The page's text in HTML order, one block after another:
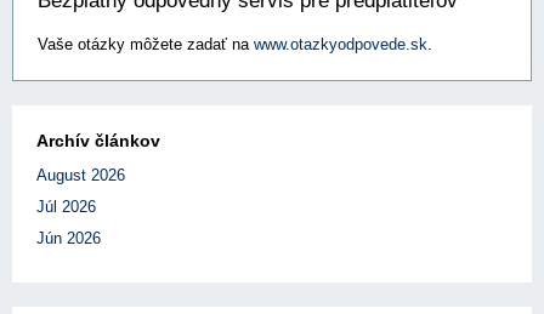
Vaše otázky môžete zadať na www.otazkyodpovede.sk
Archív článkov
August 2026
Júl 2026
Jún 2026